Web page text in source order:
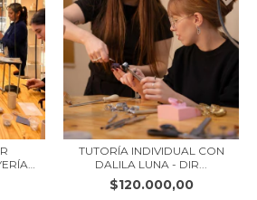
TUTORÍA INDIVIDUAL CON
DALILA LUNA - DIR...
$120.000,00